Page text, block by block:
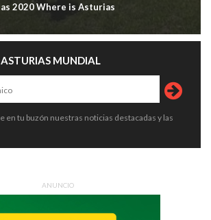
2020 Where is Asturias
MUNDIAL
en tu buzón nuestras noticias destacadas y las
ANUNCIO